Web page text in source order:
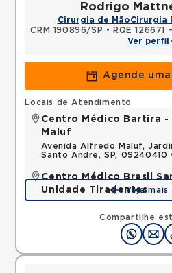
Rodrigo
Cirurgia de MãoCirurgia
CRM 190896/SP • RQE 126671
Ver perfil
Agende
Compartilhe
Locais de Atendimento
Centro Médico Bartira
Maluf
Avenida Alfredo Maluf,
Santo Andre, SP, 09240410
Centro Médico Brasil
Unidade Tiradentes
Rua Tiradentes, Vila Dora,
09030560 •Mapa
Veja mais